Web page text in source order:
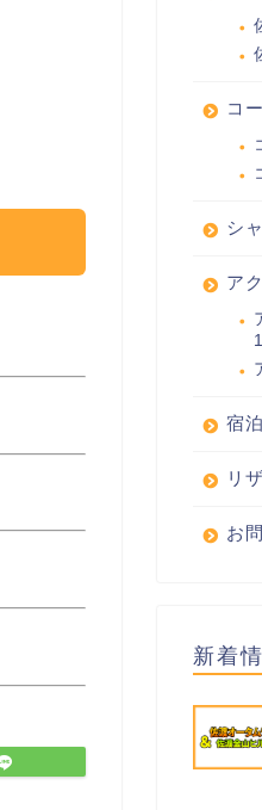
コ
シ
ア
宿泊
リ
お
新着